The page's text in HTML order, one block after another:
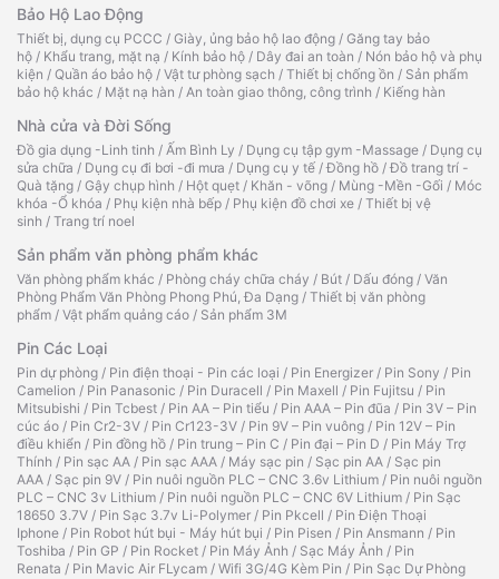
Bảo Hộ Lao Động
Thiết bị, dụng cụ PCCC / Giày, ủng bảo hộ lao động / Găng tay bảo
hộ / Khẩu trang, mặt nạ / Kính bảo hộ / Dây đai an toàn / Nón bảo hộ và phụ
kiện / Quần áo bảo hộ / Vật tư phòng sạch / Thiết bị chống ồn / Sản phẩm
bảo hộ khác / Mặt nạ hàn / An toàn giao thông, công trình / Kiếng hàn
Nhà cửa và Đời Sống
Đồ gia dụng -Linh tinh / Ấm Bình Ly / Dụng cụ tập gym -Massage / Dụng cụ
sửa chữa / Dụng cụ đi bơi -đi mưa / Dụng cụ y tế /Đồng hồ /Đồ trang trí -
Quà tặng / Gậy chụp hình / Hột quẹt / Khăn - võng / Mùng -Mền -Gối / Móc
khóa -Ổ khóa / Phụ kiện nhà bếp / Phụ kiện đồ chơi xe / Thiết bị vệ
sinh / Trang trí noel
Sản phẩm văn phòng phẩm khác
Văn phòng phẩm khác / Phòng cháy chữa cháy / Bút / Dấu đóng / Văn
Phòng Phẩm Văn Phòng Phong Phú, Đa Dạng / Thiết bị văn phòng
phẩm / Vật phẩm quảng cáo / Sản phẩm 3M
Pin Các Loại
Pin dự phòng / Pin điện thoại - Pin các loại / Pin Energizer / Pin Sony / Pin
Camelion / Pin Panasonic / Pin Duracell / Pin Maxell / Pin Fujitsu / Pin
Mitsubishi / Pin Tcbest / Pin AA – Pin tiểu / Pin AAA – Pin đũa / Pin 3V – Pin
cúc áo / Pin Cr2-3V / Pin Cr123-3V / Pin 9V – Pin vuông / Pin 12V – Pin
điều khiển / Pin đồng hồ / Pin trung – Pin C / Pin đại – Pin D / Pin Máy Trợ
Thính / Pin sạc AA / Pin sạc AAA / Máy sạc pin / Sạc pin AA / Sạc pin
AAA / Sạc pin 9V / Pin nuôi nguồn PLC – CNC 3.6v Lithium / Pin nuôi nguồn
PLC – CNC 3v Lithium / Pin nuôi nguồn PLC – CNC 6V Lithium / Pin Sạc
18650 3.7V / Pin Sạc 3.7v Li-Polymer / Pin Pkcell / Pin Điện Thoại
Iphone / Pin Robot hút bụi - Máy hút bụi / Pin Pisen / Pin Ansmann / Pin
Toshiba / Pin GP / Pin Rocket / Pin Máy Ảnh / Sạc Máy Ảnh / Pin
Renata / Pin Mavic Air FLycam / Wifi 3G/4G Kèm Pin / Pin Sạc Dự Phòng